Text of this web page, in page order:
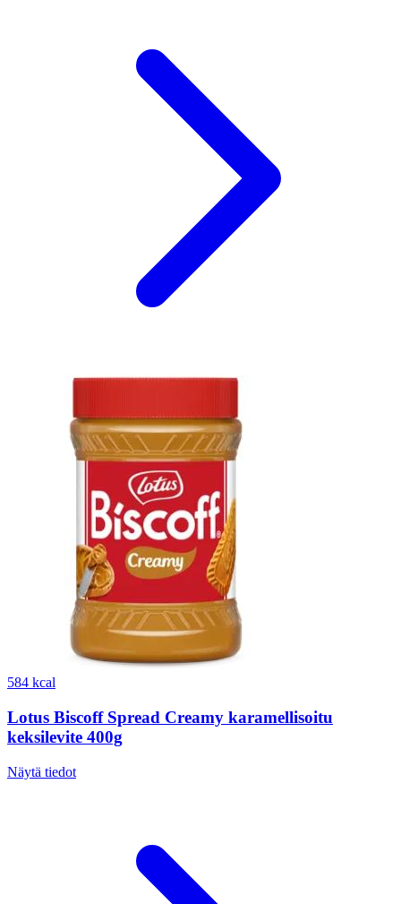
584 kcal
Lotus Biscoff Spread Creamy karamellisoitu
keksilevite 400g
Näytä tiedot